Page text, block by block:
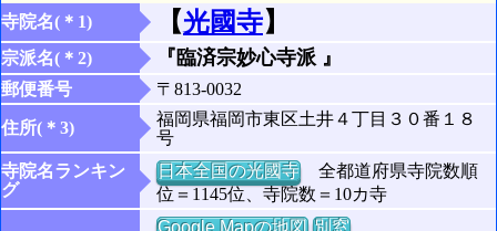
寺院名(＊1) 【光國寺】
宗派名(＊2) 『臨済宗妙心寺派 』
郵便番号 〒813-0032
住所(＊3)
福岡県福岡市東区土井４丁目３０番１８
号
寺院名ランキン
グ
日本全国の光國寺全都道府県寺院数順
位＝1145位、寺院数＝10カ寺